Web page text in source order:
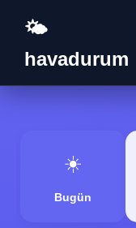
🌤️
havadurum
☀️
Bugün